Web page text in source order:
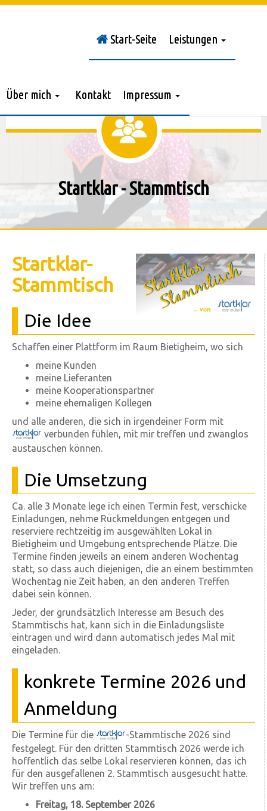
Start-Seite Leistungen
Über mich Kontakt Impressum
Startklar - Stammtisch
Startklar-
Stammtisch
Die Idee
Schaffen einer Plattform im Raum Bietigheim, wo sich
meine Kunden
meine Lieferanten
meine Kooperationspartner
meine ehemaligen Kollegen
und alle anderen, die sich in irgendeiner Form mit
verbunden fühlen, mit mir treffen und zwanglos
austauschen können.
Die Umsetzung
Ca. alle 3 Monate lege ich einen Termin fest, verschicke
Einladungen, nehme Rückmeldungen entgegen und
reserviere rechtzeitig im ausgewählten Lokal in
Bietigheim und Umgebung entsprechende Plätze. Die
Termine finden jeweils an einem anderen Wochentag
statt, so dass auch diejenigen, die an einem bestimmten
Wochentag nie Zeit haben, an den anderen Treffen
dabei sein können.
Jeder, der grundsätzlich Interesse am Besuch des
Stammtischs hat, kann sich in die Einladungsliste
eintragen und wird dann automatisch jedes Mal mit
eingeladen.
konkrete Termine 2026 und
Anmeldung
Die Termine für die
-Stammtische 2026 sind
festgelegt. Für den dritten Stammtisch 2026 werde ich
hoffentlich das selbe Lokal reservieren können, das ich
für den ausgefallenen 2. Stammtisch ausgesucht hatte.
Wir treffen uns am:
Freitag, 18. September 2026